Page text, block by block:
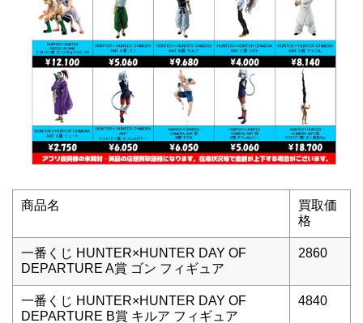
商品名
買取価
格
一番くじ HUNTER×HUNTER DAY OF
DEPARTURE A賞 ゴン フィギュア
2860
一番くじ HUNTER×HUNTER DAY OF
DEPARTURE B賞 キルア フィギュア
4840